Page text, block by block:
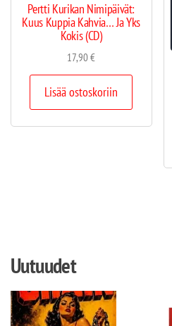
Pertti Kurikan Nimipäivät:
Kuus Kuppia Kahvia… Ja Yks
Kokis (CD)
17,90€
Lisää ostoskoriin
Uutuudet